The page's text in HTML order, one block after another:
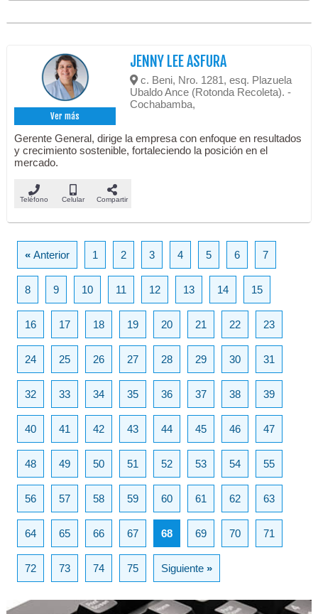
Ver más
JENNY LEE ASFURA
c. Beni, Nro. 1281, esq. Plazuela
Ubaldo Ance (Rotonda Recoleta). -
Cochabamba,
Gerente General, dirige la empresa con enfoque en resultados
y crecimiento sostenible, fortaleciendo la posición en el
mercado.
Teléfono Celular Compartir
«Anterior 1 2 3 4 5 6 7
8 9 10 11 12 13 14 15
16 17 18 19 20 21 22 23
24 25 26 27 28 29 30 31
32 33 34 35 36 37 38 39
40 41 42 43 44 45 46 47
48 49 50 51 52 53 54 55
56 57 58 59 60 61 62 63
64 65 66 67 68 69 70 71
72 73 74 75 Siguiente»